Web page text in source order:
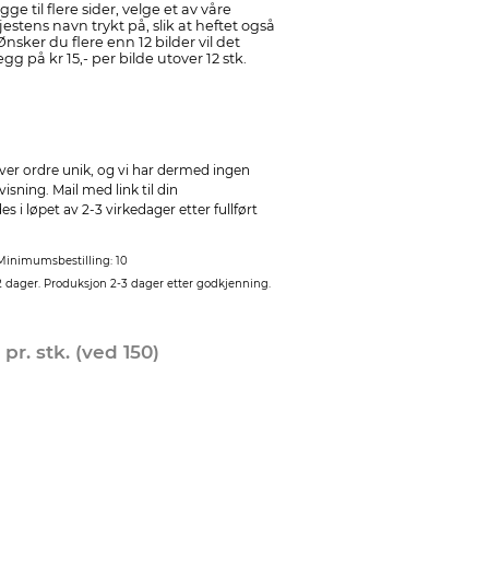
til flere sider, velge et av våre
navn trykt på, slik at heftet også
du flere enn 12 bilder vil det
på kr 15,- per bilde utover 12 stk.
ordre unik, og vi har dermed ingen
Mail med link til din
i løpet av 2-3 virkedager etter fullført
10
dager. Produksjon 2-3 dager etter godkjenning.
pr. stk. (ved 150)